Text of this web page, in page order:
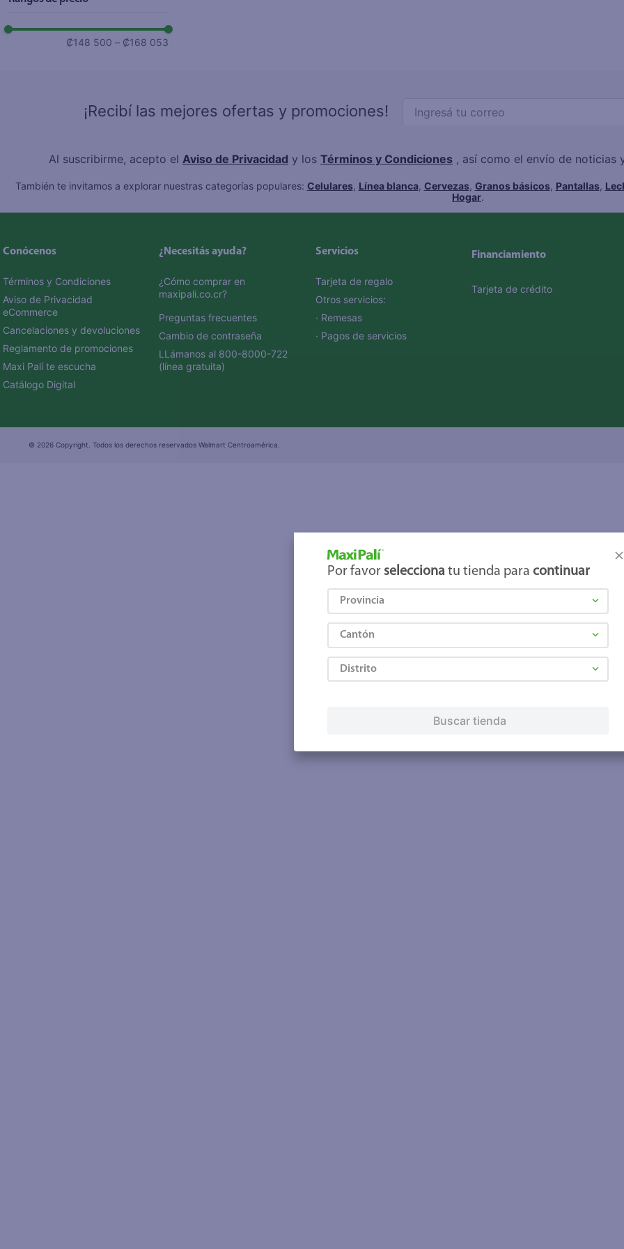
₡148 500 – ₡168 053
¡Recibí las mejores ofertas y promociones!
Al suscribirme, acepto el Aviso de Privacidad y los Términos y Condiciones , así como el envío de noticias
También te invitamos a explorar nuestras categorías populares: Celulares, Línea blanca, Cervezas, Granos básicos, Pantallas,
Hogar.
Conócenos
Términos y Condiciones
Aviso de Privacidad
eCommerce
Cancelaciones y devoluciones
Reglamento de promociones
Maxi Palí te escucha
Catálogo Digital
¿Necesitás ayuda?
¿Cómo comprar en
maxipali.co.cr?
Preguntas frecuentes
Cambio de contraseña
LLámanos al 800-8000-722
(línea gratuita)
Servicios
Tarjeta de regalo
Otros servicios:
· Remesas
· Pagos de servicios
Financiamiento
Tarjeta de crédito
© 2026 Copyright. Todos los derechos reservados Walmart Centroamérica.
Por favor selecciona tu tienda para continuar
Provincia
Cantón
Distrito
Buscar tienda